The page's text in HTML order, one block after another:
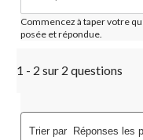
Commencez à taper votre
posée et répondue.
1 - 2 sur 2 questions
Trier par Réponses les